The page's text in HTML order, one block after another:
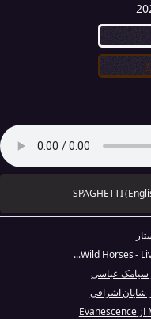
SPAGHETTI
سیامک عباسی
شایان اشراقی